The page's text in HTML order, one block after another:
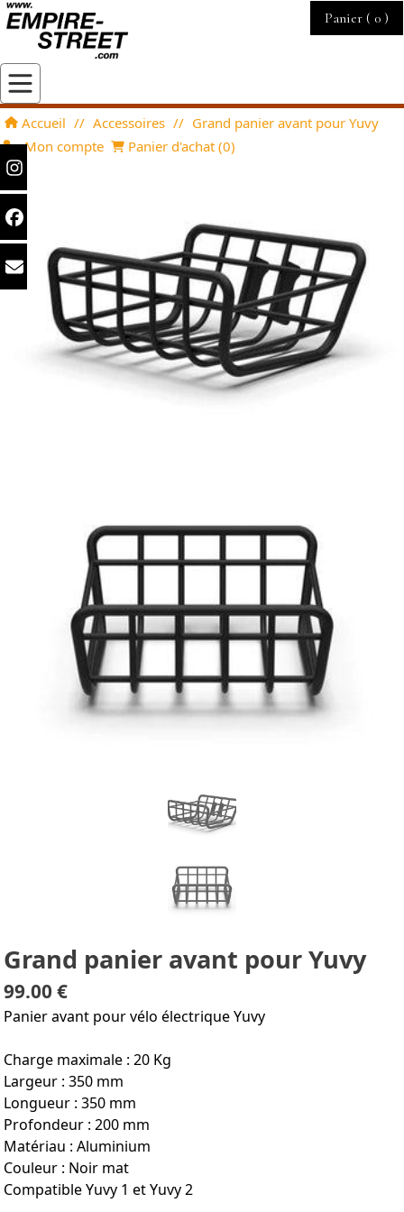
Panier ( 0)
Accueil // Accessoires // Grand panier avant pour Yuvy
Mon compte
Panier d'achat (0)
Grand panier avant pour Yuvy
99.00 €
Panier avant pour vélo électrique Yuvy
Charge maximale : 20 Kg
Largeur : 350 mm
Longueur : 350 mm
Profondeur : 200 mm
Matériau : Aluminium
Couleur : Noir mat
Compatible Yuvy 1 et Yuvy 2